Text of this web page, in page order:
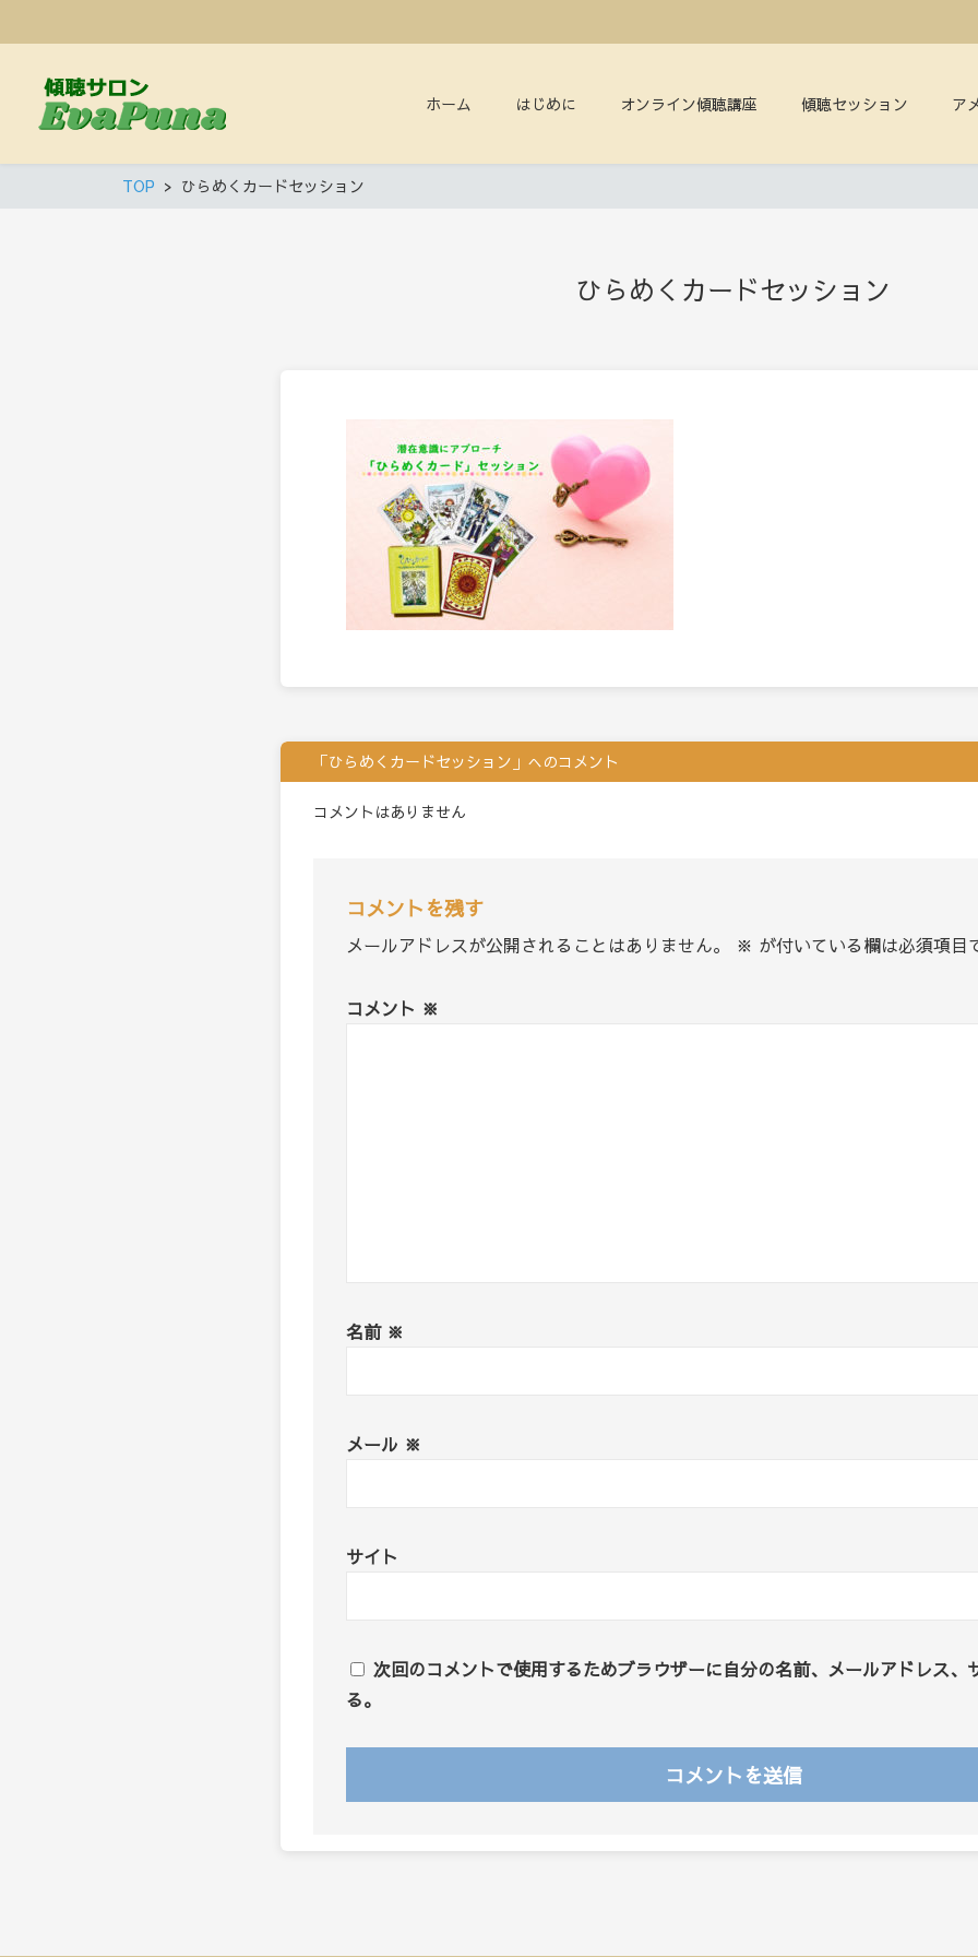
ホーム はじめに オンライン傾聴講座 傾聴セッション ア
TOP ひらめくカードセッション
ひらめくカードセッション
「ひらめくカードセッション」へのコメント
コメントはありません
コメントを残す
メールアドレスが公開されることはありません。 ※ が付いている欄は必須項目
コメント ※
名前 ※
メール ※
サイト
次回のコメントで使用するためブラウザーに自分の名前、メールアドレス、
る。